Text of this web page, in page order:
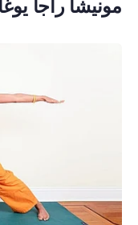
مونيشا راجا يوغا